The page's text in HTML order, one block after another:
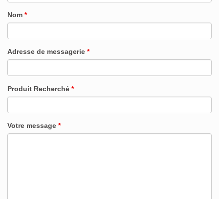
Nom *
Adresse de messagerie *
Produit Recherché *
Votre message *